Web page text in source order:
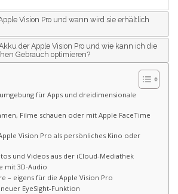
Vision Pro und wann wird sie erhältlich
der Apple Vision Pro und wie kann ich die
Gebrauch optimieren?
für Apps und dreidimensionale
Filme schauen oder mit Apple FaceTime
Vision Pro als persönliches Kino oder
und Videos aus der iCloud-Mediathek
mit 3D-Audio
– eigens für die Apple Vision Pro
EyeSight-Funktion